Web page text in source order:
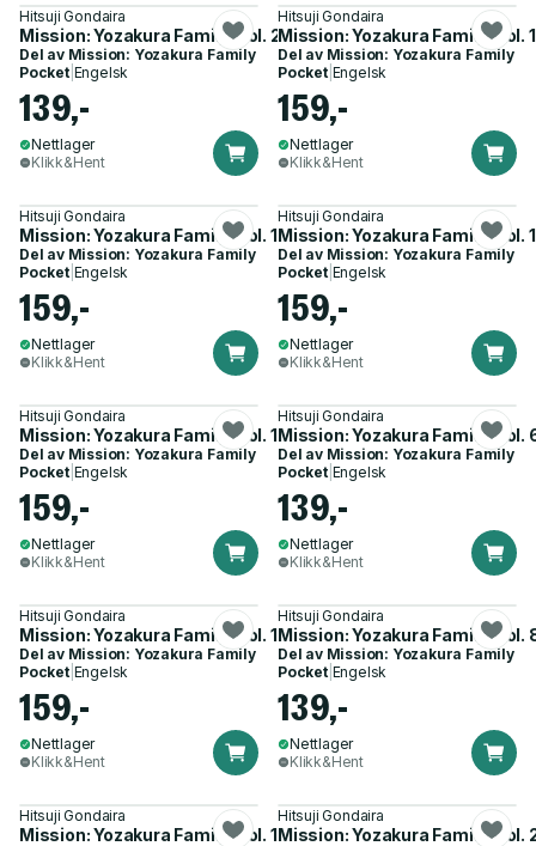
Hitsuji Gondaira
Mission: Yozakura Family, Vol. 2
Del av Mission: Yozakura Family
Pocket| Engelsk
139,-
Nettlager
Klikk&Hent
Hitsuji Gondaira
Mission: Yozakura Family, Vol.
Del av Mission: Yozakura Family
Pocket| Engelsk
159,-
Nettlager
Klikk&Hent
Hitsuji Gondaira
Mission: Yozakura Family, Vol. 13
Del av Mission: Yozakura Family
Pocket| Engelsk
159,-
Nettlager
Klikk&Hent
Hitsuji Gondaira
Mission: Yozakura Family, Vol.
Del av Mission: Yozakura Family
Pocket| Engelsk
159,-
Nettlager
Klikk&Hent
Hitsuji Gondaira
Mission: Yozakura Family, Vol. 12
Del av Mission: Yozakura Family
Pocket| Engelsk
159,-
Nettlager
Klikk&Hent
Hitsuji Gondaira
Mission: Yozakura Family, Vol.
Del av Mission: Yozakura Family
Pocket| Engelsk
139,-
Nettlager
Klikk&Hent
Hitsuji Gondaira
Mission: Yozakura Family, Vol. 19
Del av Mission: Yozakura Family
Pocket| Engelsk
159,-
Nettlager
Klikk&Hent
Hitsuji Gondaira
Mission: Yozakura Family, Vol.
Del av Mission: Yozakura Family
Pocket| Engelsk
139,-
Nettlager
Klikk&Hent
Hitsuji Gondaira
Mission: Yozakura Family, Vol. 14
Hitsuji Gondaira
Mission: Yozakura Family, Vol.